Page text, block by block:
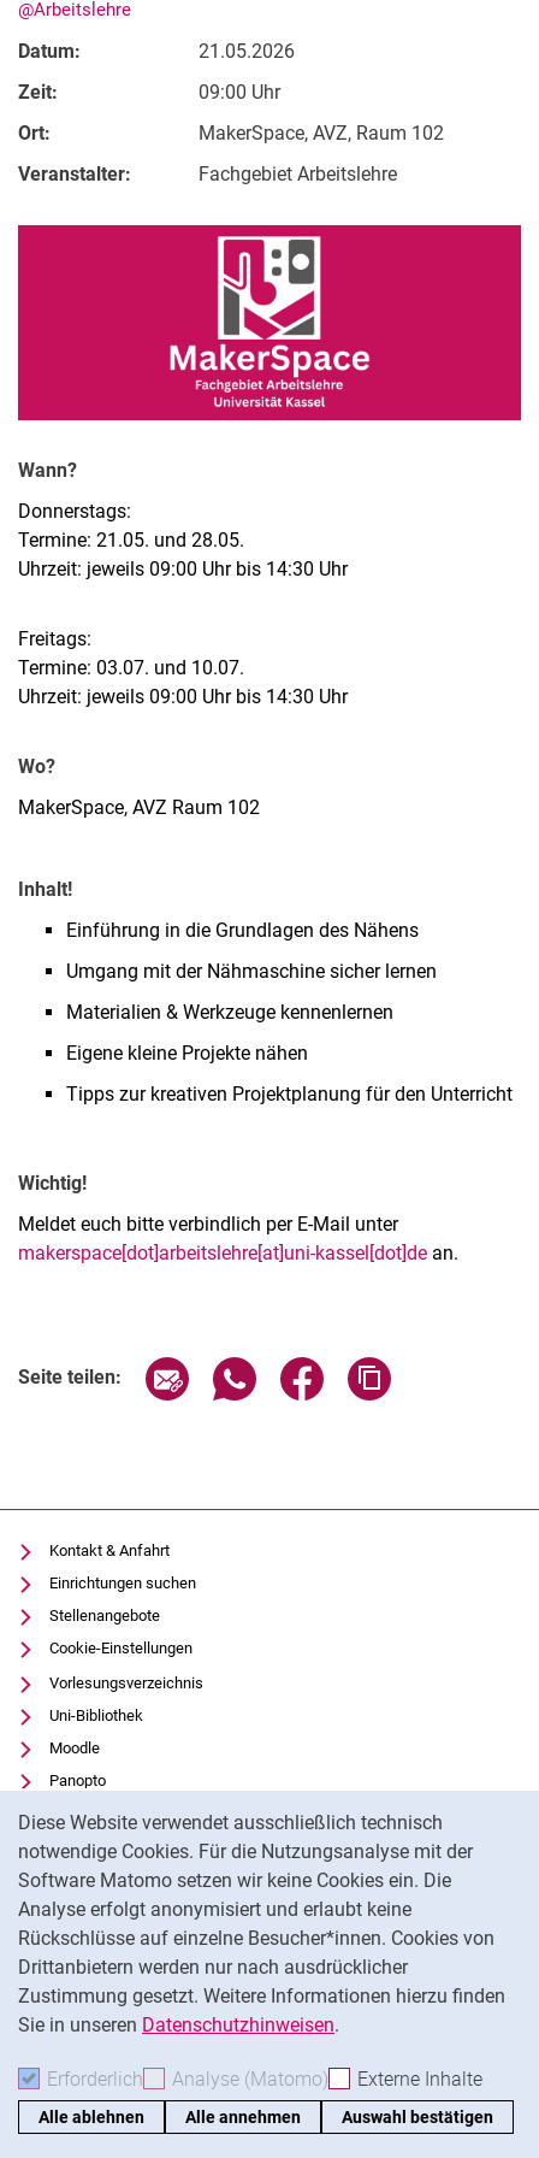
Diese Website verwendet ausschließlich technisch
notwendige Cookies. Für die Nutzungsanalyse mit der
Software Matomo setzen wir keine Cookies ein. Die
Analyse erfolgt anonymisiert und erlaubt keine
Rückschlüsse auf einzelne Besucher*innen. Cookies von
Drittanbietern werden nur nach ausdrücklicher
Zustimmung gesetzt. Weitere Informationen hierzu finden
Sie in unseren Datenschutzhinweisen.
Erforderlich Erforderliche Cookies akzeptieren
Analyse (Matomo) Analyse-Cookies
Externe Inhalte
Alle ablehnen Alle annehmen Auswahl bestätigen
@Arbeitslehre
Datum:
21.05.2026
Zeit:
09:00 Uhr
Ort:
MakerSpace, AVZ, Raum 102
Veranstalter:
Fachgebiet Arbeitslehre
Wann?
Donnerstags:
Termine: 21.05. und 28.05.
Uhrzeit: jeweils 09:00 Uhr bis 14:30 Uhr
Freitags:
Termine: 03.07. und 10.07.
Uhrzeit: jeweils 09:00 Uhr bis 14:30 Uhr
Wo?
MakerSpace, AVZ Raum 102
Inhalt!
Einführung in die Grundlagen des Nähens
Umgang mit der Nähmaschine sicher lernen
Materialien & Werkzeuge kennenlernen
Eigene kleine Projekte nähen
Tipps zur kreativen Projektplanung für den Unterricht
Wichtig!
Meldet euch bitte verbindlich per E-Mail unter
makerspace[dot]arbeitslehre[at]uni-kassel[dot]de an.
Seite teilen: Seite über E-Mail teilen
Seite über WhatsApp teilen
Seite über Facebook
Kontakt & Anfahrt
Einrichtungen suchen
Stellenangebote
Cookie-Einstellungen
Vorlesungsverzeichnis
Uni-Bibliothek
Moodle
Panopto
Datenschutz
Barrierefreiheit
Transparenter KI-Einsatz
Impressum
Externer Link: Universität Kassel auf
Facebook(öffnet neues Fenster)
Externer Link: Universität Kassel auf
Instagram (öffnet neues Fenster)